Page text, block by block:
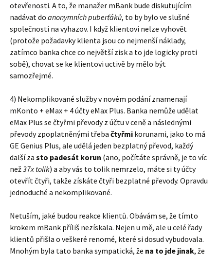
otevřenosti. A to, že manažer mBank bude diskutujícím
nadávat do anonymních puberťáků, to by bylo ve slušné
společnosti na vyhazov. I když klientovi nelze vyhovět
(protože požadavky klienta jsou co nejmenší náklady,
zatímco banka chce co největší zisk a to jde logicky proti
sobě), chovat se ke klientovi uctivě by mělo být
samozřejmé.
4) Nekomplikované služby v novém podání znamenají
mKonto + eMax + 4 účty eMax Plus. Banka nemůže udělat
eMax Plus se čtyřmi převody z účtu v ceně a následnými
převody zpoplatněnými třeba čtyřmi korunami, jako to má
GE Genius Plus, ale udělá jeden bezplatný převod, každý
další za sto padesát korun (ano, počítáte správně, je to víc
než37x tolik) a aby vás to tolik nemrzelo, máte si ty účty
otevřít čtyři, takže získáte čtyři bezplatné převody. Opravdu
jednoduché a nekomplikované.
Netuším, jaké budou reakce klientů. Obávám se, že tímto
krokem mBank příliš nezískala. Nejen u mě, ale u celé řady
klientů přišla o veškeré renomé, které si dosud vybudovala.
Mnohým byla tato banka sympatická, že na to jde jinak, že